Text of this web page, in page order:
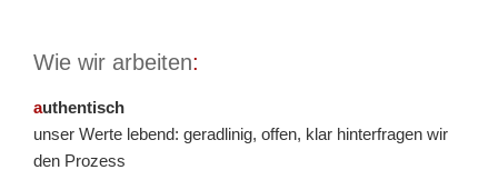
Wie wir arbeiten:
authentisch
unser Werte lebend: geradlinig, offen, klar hinterfragen wir
den Prozess